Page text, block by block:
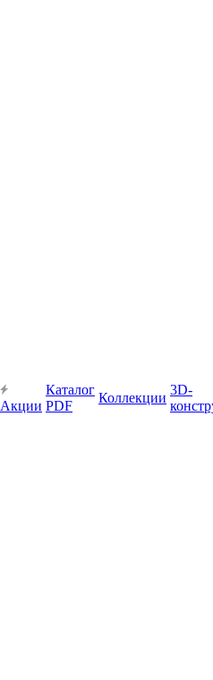
Акции
Каталог
PDF
Коллекции
3D-